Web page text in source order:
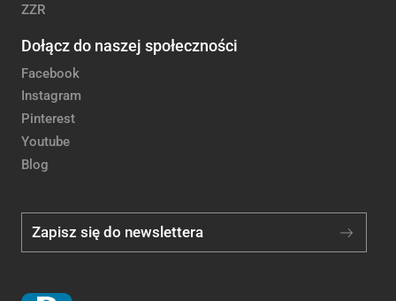
ZZR
Dołącz do naszej społeczności
Facebook
Instagram
Pinterest
Youtube
Blog
Zapisz się do newslettera